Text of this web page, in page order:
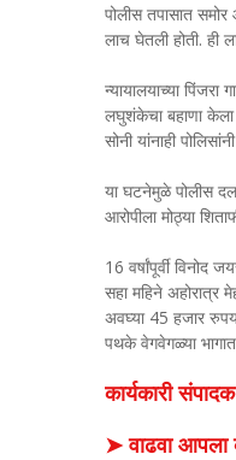
पोलीस तपासात
लाच घेतली होती. ही
न्यायालयाच्या
लघुशंकेचा बहाणा केला
सोनी यांनाही
या घटनेमुळे पोलीस
आरोपीला मोठ्या
16 वर्षांपूर्वी
सहा महिने अहोरात्र
अवघ्या 45 हजार
पथके वेगवेगळ्या
कार्यकारी
➤ वाढवा आपला